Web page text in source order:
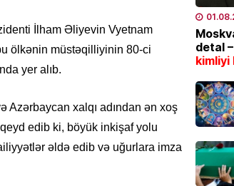
İlham Əliyevin Vyetnam
ölkənin müstəqilliyinin 80-ci
yer alıb.
Azərbaycan xalqı adından ən xoş
qeyd edib ki, böyük inkişaf yolu
əldə edib və uğurlara imza
ÖLKƏ
detal –
kimliyi